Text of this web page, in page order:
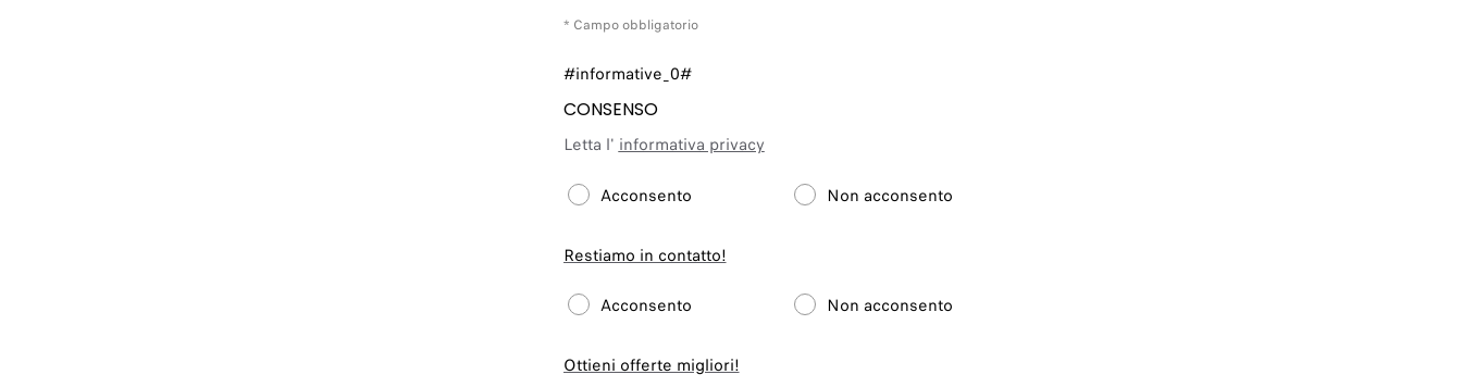
* Campo obbligatorio
#informative_0#
CONSENSO
Letta l' informativa privacy
Acconsento Non acconsento
Restiamo in contatto!
Acconsento Non acconsento
Ottieni offerte migliori!